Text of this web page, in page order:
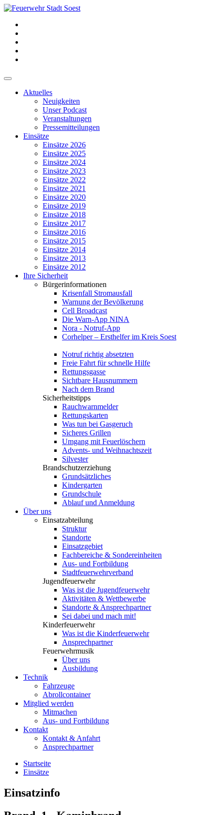
Aktuelles
Neuigkeiten
Unser Podcast
Veranstaltungen
Pressemitteilungen
Einsätze
Einsätze 2026
Einsätze 2025
Einsätze 2024
Einsätze 2023
Einsätze 2022
Einsätze 2021
Einsätze 2020
Einsätze 2019
Einsätze 2018
Einsätze 2017
Einsätze 2016
Einsätze 2015
Einsätze 2014
Einsätze 2013
Einsätze 2012
Ihre Sicherheit
Bürgerinformationen
Krisenfall Stromausfall
Warnung der Bevölkerung
Cell Broadcast
Die Warn-App NINA
Nora - Notruf-App
Corhelper – Ersthelfer im Kreis Soest
Notruf richtig absetzten
Freie Fahrt für schnelle Hilfe
Rettungsgasse
Sichtbare Hausnummern
Nach dem Brand
Sicherheitstipps
Rauchwarnmelder
Rettungskarten
Was tun bei Gasgeruch
Sicheres Grillen
Umgang mit Feuerlöschern
Advents- und Weihnachtszeit
Silvester
Brandschutzerziehung
Grundsätzliches
Kindergarten
Grundschule
Ablauf und Anmeldung
Über uns
Einsatzabteilung
Struktur
Standorte
Einsatzgebiet
Fachbereiche & Sondereinheiten
Aus- und Fortbildung
Stadtfeuerwehrverband
Jugendfeuerwehr
Was ist die Jugendfeuerwehr
Aktivitäten & Wettbewerbe
Standorte & Ansprechpartner
Sei dabei und mach mit!
Kinderfeuerwehr
Was ist die Kinderfeuerwehr
Ansprechpartner
Feuerwehrmusik
Über uns
Ausbildung
Technik
Fahrzeuge
Abrollcontainer
Mitglied werden
Mitmachen
Aus- und Fortbildung
Kontakt
Kontakt & Anfahrt
Ansprechpartner
Startseite
Einsätze
Einsatzinfo